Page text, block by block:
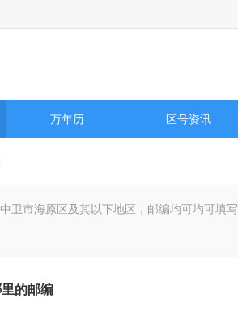
万年历 区号资讯
卫市海原区及其以下地区，邮编均可均可填写
的邮编